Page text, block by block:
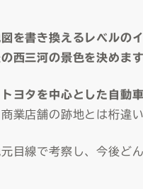
を書き換えるレベルの
西三河の景色を決めます
トヨタを中心とした自動
業店舗の跡地とは桁違い
目線で考察し、今後ど